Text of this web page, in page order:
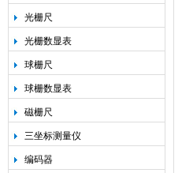
光栅尺
光栅数显表
球栅尺
球栅数显表
磁栅尺
三坐标测量仪
编码器